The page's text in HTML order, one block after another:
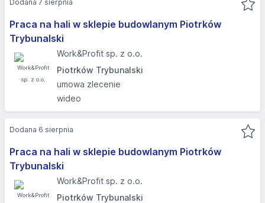
Praca na hali w sklepie budowlanym Piotrków
Trybunalski
Work&Profit sp. z o.o.
Piotrków Trybunalski
umowa zlecenie
wideo
Dodana 7 sierpnia
Praca na hali w sklepie budowlanym Piotrków
Trybunalski
Work&Profit sp. z o.o.
Piotrków Trybunalski
Dodana 6 sierpnia